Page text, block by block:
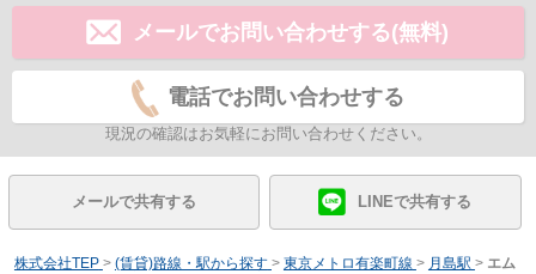
メールでお問い合わせする(無料)
電話でお問い合わせする
現況の確認はお気軽にお問い合わせください。
メールで共有する LINEで共有する
株式会社TEP > (賃貸)路線・駅から探す > 東京メトロ有楽町線 > 月島駅 > エム